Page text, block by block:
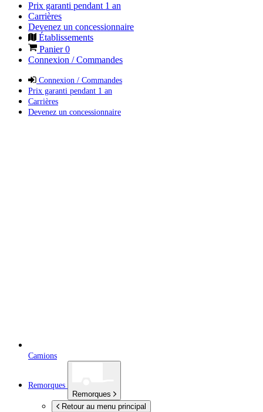
Prix garanti pendant 1 an
Carrières
Devenez un concessionnaire
Établissements
Panier0
Connexion / Commandes
Connexion / Commandes
Prix garanti pendant 1 an
Carrières
Devenez un concessionnaire
Camions
Remorques
Remorques
Retour au menu principal